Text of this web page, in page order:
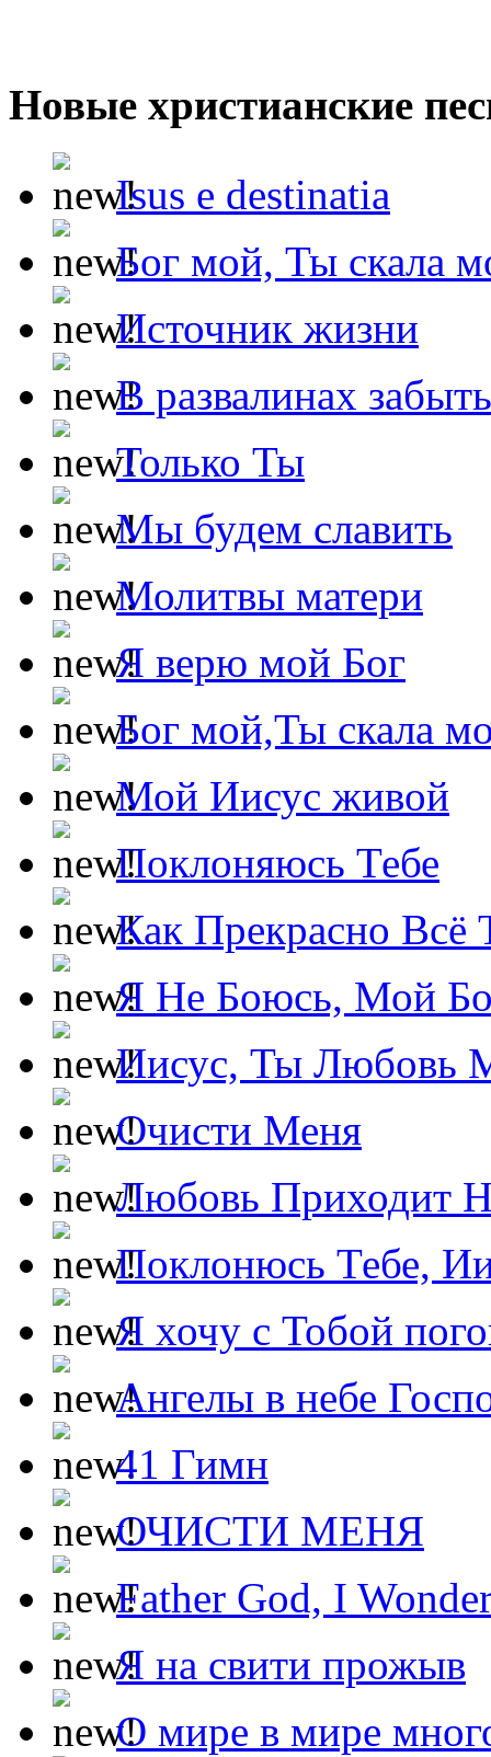
Новые христианские
Isus e destinatia
Бог мой, Ты скала
Источник жизни
В развалинах
Только Ты
Мы будем славить
Молитвы матери
Я верю мой Бог
Бог мой,Ты скала
Мой Иисус живой
Поклоняюсь Тебе
Как Прекрасно Всё
Я Не Боюсь, Мой
Иисус, Ты Любовь
Очисти Меня
Любовь Приходит
Поклонюсь Тебе,
Я хочу с Тобой
Ангелы в небе
41 Гимн
ОЧИСТИ МЕНЯ
Father God, I
Я на свити прожыв
О мире в мире